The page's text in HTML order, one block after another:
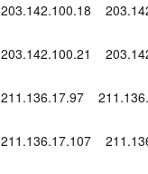
203.142.100.18
203.142.100.21
211.136.17.97
211.136.17.107